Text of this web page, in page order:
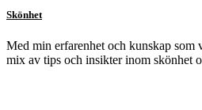
Skönhet
Med min erfarenhet och kunskap som
mix av tips och insikter inom skönhet